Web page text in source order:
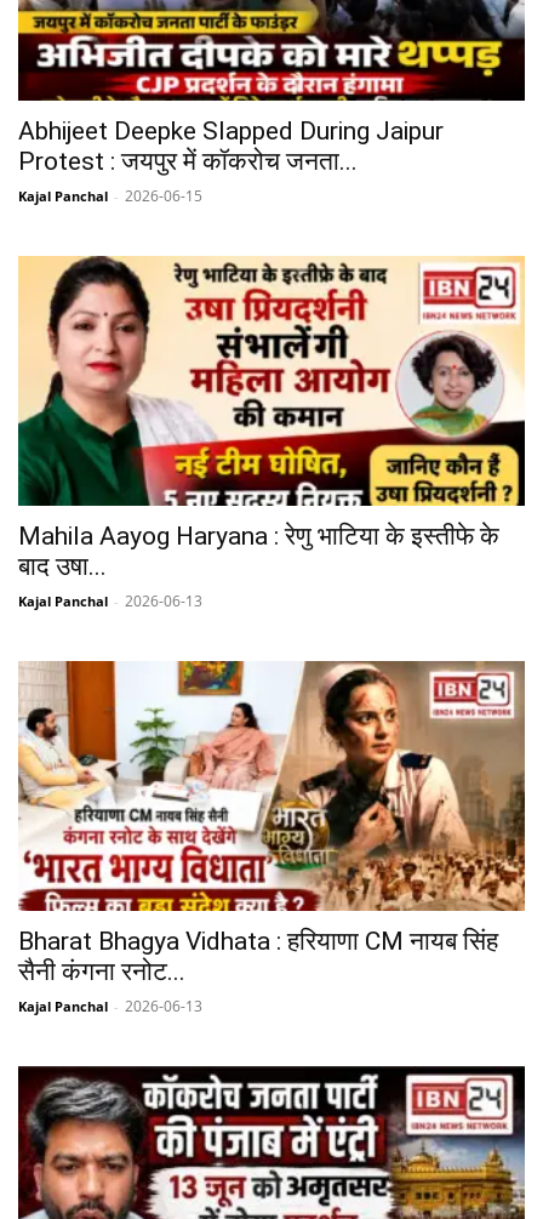
Abhijeet Deepke Slapped During Jaipur
Protest : जयपुर में कॉकरोच जनता...
Kajal Panchal - 2026-06-15
Mahila Aayog Haryana : रेणु भाटिया के इस्तीफे के
बाद उषा...
Kajal Panchal - 2026-06-13
Bharat Bhagya Vidhata : हरियाणा CM नायब सिंह
सैनी कंगना रनोट...
Kajal Panchal - 2026-06-13